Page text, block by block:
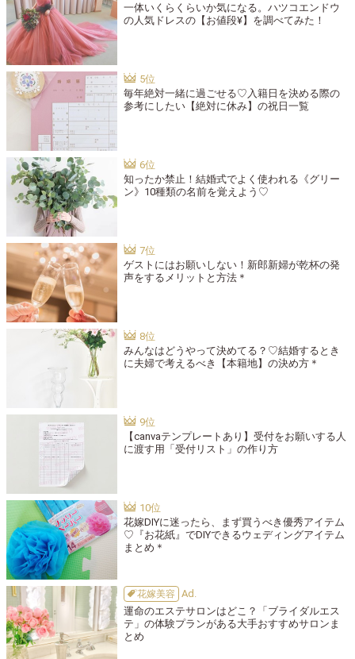
一体いくらくらいか気になる。ハツコエンドウ
の人気ドレスの【お値段¥】を調べてみた！
毎年絶対一緒に過ごせる♡入籍日を決める際の
参考にしたい【絶対に休み】の祝日一覧
知ったか禁止！結婚式でよく使われる《グリー
ン》10種類の名前を覚えよう♡
ゲストにはお願いしない！新郎新婦が乾杯の発
声をするメリットと方法＊
みんなはどうやって決めてる？♡結婚するとき
に夫婦で考えるべき【本籍地】の決め方＊
【canvaテンプレートあり】受付をお願いする人
に渡す用「受付リスト」の作り方
花嫁DIYに迷ったら、まず買うべき優秀アイテム
♡『お花紙』でDIYできるウェディングアイテム
まとめ＊
花嫁美容
運命のエステサロンはどこ？「ブライダルエス
テ」の体験プランがある大手おすすめサロンま
とめ